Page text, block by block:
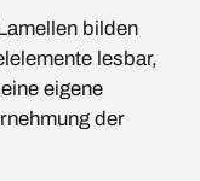
bilden
lesbar,
eigene
der